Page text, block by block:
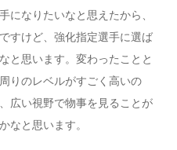
になりたいなと思えたから、
すけど、強化指定選手に選ば
と思います。変わったことと
りのレベルがすごく高いの
広い視野で物事を見ることが
なと思います。